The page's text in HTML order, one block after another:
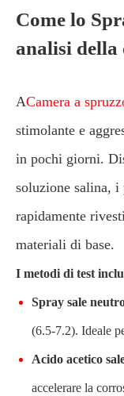
Come lo
analisi della
ACamera a
stimolante e
in pochi giorni.
soluzione salina, i
rapidamente
materiali di base.
I metodi di test
Spray sale
(6.5-7.2). Ideale
Acido acetico
accelerare la